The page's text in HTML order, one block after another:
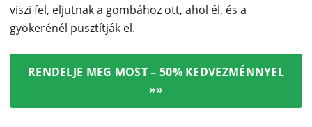
viszi fel, eljutnak a gombához ott, ahol él, és a
gyökerénél pusztítják el.
RENDELJE MEG MOST – 50% KEDVEZMÉNNYEL
»»